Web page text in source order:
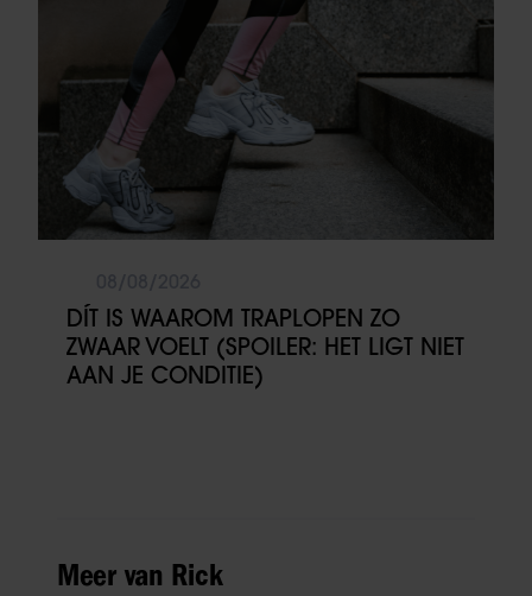
DÍT IS WAAROM TRAPLOPEN ZO
ZWAAR VOELT (SPOILER: HET LIGT NIET
AAN JE CONDITIE)
Meer van Rick